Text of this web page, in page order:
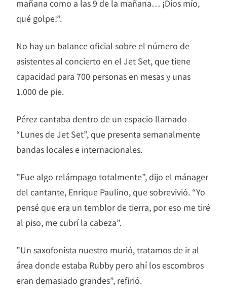
mañana como a las 9 de la mañana… ¡Dios mío,
qué golpe!”.
No hay un balance oficial sobre el número de
asistentes al concierto en el Jet Set, que tiene
capacidad para 700 personas en mesas y unas
1.000 de pie.
Pérez cantaba dentro de un espacio llamado
“Lunes de Jet Set”, que presenta semanalmente
bandas locales e internacionales.
”Fue algo relámpago totalmente”, dijo el mánager
del cantante, Enrique Paulino, que sobrevivió. “Yo
pensé que era un temblor de tierra, por eso me tiré
al piso, me cubrí la cabeza”.
”Un saxofonista nuestro murió, tratamos de ir al
área donde estaba Rubby pero ahí los escombros
eran demasiado grandes”, refirió.